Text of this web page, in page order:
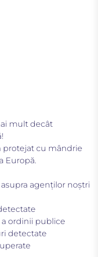
mult decât
protejat cu mândrie
Europă.
agenților noștri
ordinii publice
detectate